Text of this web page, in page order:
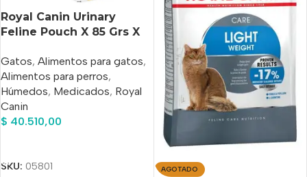
Royal Canin Urinary
Feline Pouch X 85 Grs X
Gatos, Alimentos para gatos,
Alimentos para perros,
Húmedos, Medicados, Royal
Canin
$ 40.510,00
SKU: 05801 AGOTADO